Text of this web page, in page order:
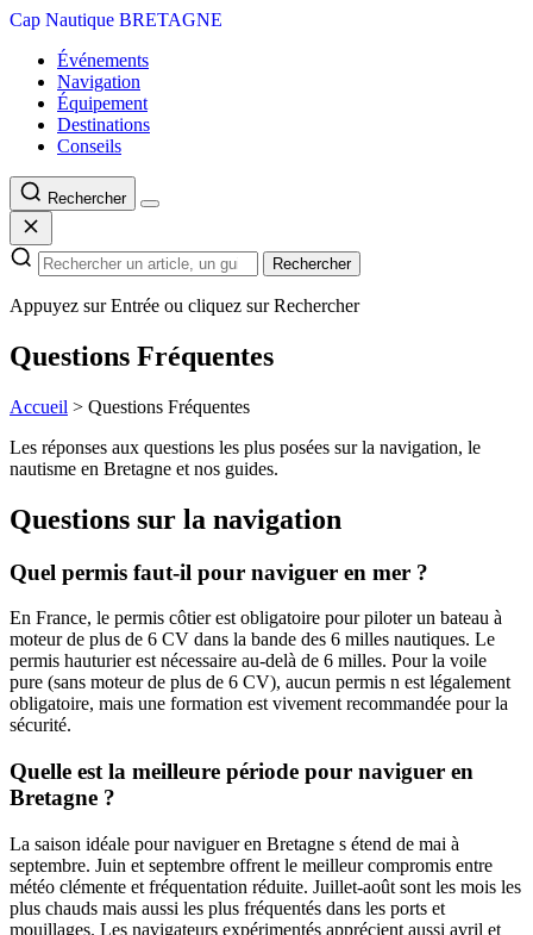
Cap Nautique BRETAGNE
Événements
Navigation
Équipement
Destinations
Conseils
Rechercher
Rechercher
Appuyez sur Entrée ou cliquez sur Rechercher
Questions Fréquentes
Accueil > Questions Fréquentes
Les réponses aux questions les plus posées sur la navigation, le
nautisme en Bretagne et nos guides.
Questions sur la navigation
Quel permis faut-il pour naviguer en mer ?
En France, le permis côtier est obligatoire pour piloter un bateau à
moteur de plus de 6 CV dans la bande des 6 milles nautiques. Le
permis hauturier est nécessaire au-delà de 6 milles. Pour la voile
pure (sans moteur de plus de 6 CV), aucun permis n est légalement
obligatoire, mais une formation est vivement recommandée pour la
sécurité.
Quelle est la meilleure période pour naviguer en
Bretagne ?
La saison idéale pour naviguer en Bretagne s étend de mai à
septembre. Juin et septembre offrent le meilleur compromis entre
météo clémente et fréquentation réduite. Juillet-août sont les mois les
plus chauds mais aussi les plus fréquentés dans les ports et
mouillages. Les navigateurs expérimentés apprécient aussi avril et